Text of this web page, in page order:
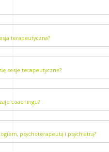
terapeutyczna?
sesje terapeutyczne?
coachingu?
psychoterapeutą i psychiatrą?